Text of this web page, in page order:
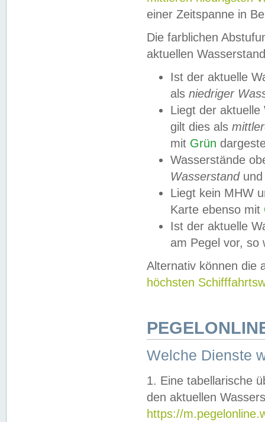
einer Zeitspanne in
Die farblichen
aktuellen
Ist der aktuelle
als niedriger
Liegt der
gilt dies als
mit Grün
Wasserstände
Wasserstandund
Liegt kein MHW
Karte ebenso mit
Ist der aktuelle
am Pegel vor,
Alternativ können die
höchsten
Welche Dienste
1. Eine tabellarische
den aktuellen
https://